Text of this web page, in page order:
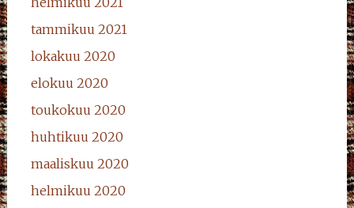
tammikuu 2021
lokakuu 2020
elokuu 2020
toukokuu 2020
huhtikuu 2020
maaliskuu 2020
helmikuu 2020